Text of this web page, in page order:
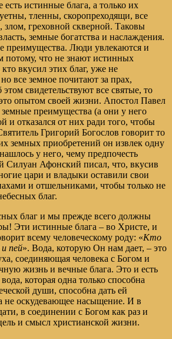
истинные блага, а только их
тленны, скоропреходящи, все
греховной скверной. Таковы
земные богатства и наслаждения.
преимущества. Люди увлекаются и
потому, что не знают истинных
вкусил этих благ, уже не
все земное почитают за прах,
свидетельствуют все святые, то
опытом своей жизни. Апостол Павел
земные преимущества (а они у него
и отказался от них ради того, чтобы
Григорий Богослов говорит то
земных приобретений он извлек одну
у него, чему предпочесть
Силуан Афонский писал, что, вкусив
цари и владыки оставили свои
и отшельниками, чтобы только не
благ.
благ и мы прежде всего должны
Эти истинные блага – во Христе, и
всему человеческому роду: «Кто
пей». Вода, которую Он нам дает, – это
соединяющая человека с Богом и
жизнь и вечные блага. Это и есть
которая одна только способна
души, способна дать ей
не оскудевающее насыщение. И в
в соединении с Богом как раз и
и смысл христианской жизни.